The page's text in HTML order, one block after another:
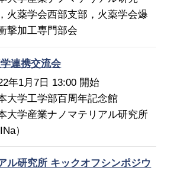
火薬学会西部支部，火薬学会爆
撃加工専門部会
連携交流会
年1月7日 13:00 開始
大学工学部百周年記念館
大学産業ナノマテリアル研究所
）
ル研究所 キックオフシンポジウ